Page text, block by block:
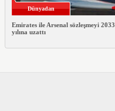
Dünyadan
Emirates ile Arsenal sözleşmeyi 2033
yılına uzattı